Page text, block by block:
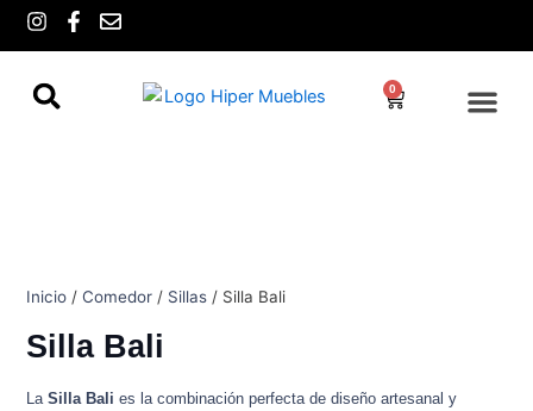
I
t
a
F
a
E
0
Cart
Inicio /Comedor / Sillas / Silla Bali
Silla Bali
LaSilla Bali es la combinación perfecta de diseño artesanal y